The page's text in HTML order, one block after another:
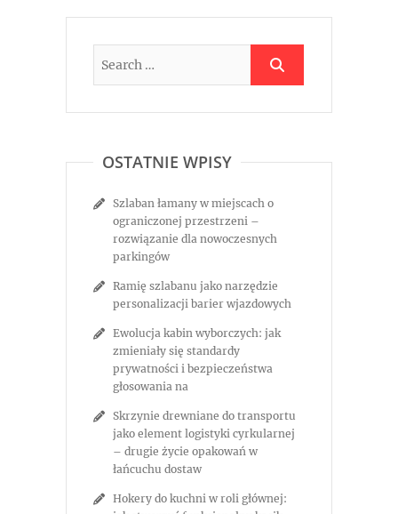
OSTATNIE WPISY
Szlaban łamany w miejscach o
ograniczonej przestrzeni –
rozwiązanie dla nowoczesnych
parkingów
Ramię szlabanu jako narzędzie
personalizacji barier wjazdowych
Ewolucja kabin wyborczych: jak
zmieniały się standardy
prywatności i bezpieczeństwa
głosowania na
Skrzynie drewniane do transportu
jako element logistyki cyrkularnej
– drugie życie opakowań w
łańcuchu dostaw
Hokery do kuchni w roli głównej: